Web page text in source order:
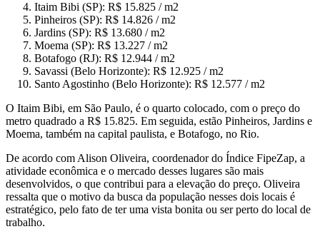
Itaim Bibi (SP): R$ 15.825 / m2
Pinheiros (SP): R$ 14.826 / m2
Jardins (SP): R$ 13.680 / m2
Moema (SP): R$ 13.227 / m2
Botafogo (RJ): R$ 12.944 / m2
Savassi (Belo Horizonte): R$ 12.925 / m2
Santo Agostinho (Belo Horizonte): R$ 12.577 / m2
O Itaim Bibi, em São Paulo, é o quarto colocado, com o preço do
metro quadrado a R$ 15.825. Em seguida, estão Pinheiros, Jardins e
Moema, também na capital paulista, e Botafogo, no Rio.
De acordo com Alison Oliveira, coordenador do Índice FipeZap, a
atividade econômica e o mercado desses lugares são mais
desenvolvidos, o que contribui para a elevação do preço. Oliveira
ressalta que o motivo da busca da população nesses dois locais é
estratégico, pelo fato de ter uma vista bonita ou ser perto do local de
trabalho.